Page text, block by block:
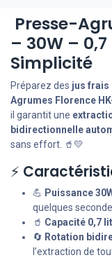
Presse-
– 30W –
Simplicité
Préparez des jus frais
Agrumes Florence
il garantit une
bidirectionnelle
sans effort. 🥤💛
⚡
💪 Puissance
quelques
🥤 Capacité 0,7
🔄 Rotation
l’extraction de